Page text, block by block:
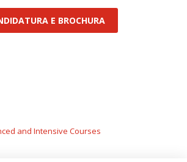
E BROCHURA
and Intensive Courses